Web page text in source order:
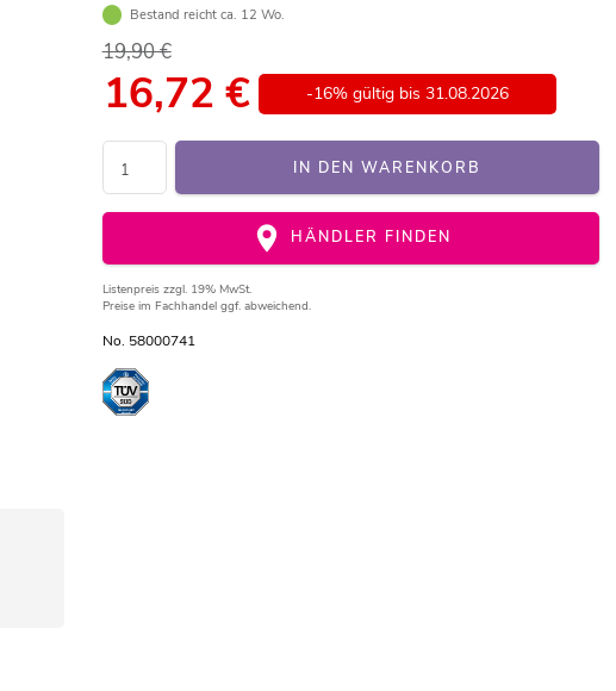
Bestand reicht ca. 12 Wo.
19,90 €
16,72 € -16% gültig bis 31.08.2026
IN DEN WARENKORB
HÄNDLER FINDEN
Listenpreis zzgl. 19% MwSt.
Preise im Fachhandel ggf. abweichend.
No. 58000741